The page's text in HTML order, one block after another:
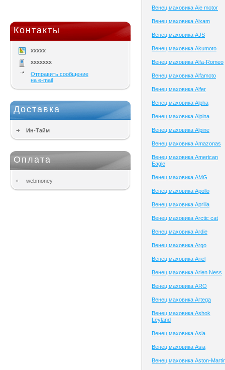
Контакты
xxxxx
xxxxxxx
Отправить сообщение
на e-mail
Доставка
Ин-Тайм
Оплата
webmoney
Венец маховика Aie motor
Венец маховика Aixam
Венец маховика AJS
Венец маховика Akumoto
Венец маховика Alfa-Romeo
Венец маховика Alfamoto
Венец маховика Alfer
Венец маховика Alpha
Венец маховика Alpina
Венец маховика Alpine
Венец маховика Amazonas
Венец маховика American
Eagle
Венец маховика AMG
Венец маховика Apollo
Венец маховика Aprilia
Венец маховика Arctic cat
Венец маховика Ardie
Венец маховика Argo
Венец маховика Ariel
Венец маховика Arlen Ness
Венец маховика ARO
Венец маховика Artega
Венец маховика Ashok
Leyland
Венец маховика Asia
Венец маховика Asia
Венец маховика Aston-